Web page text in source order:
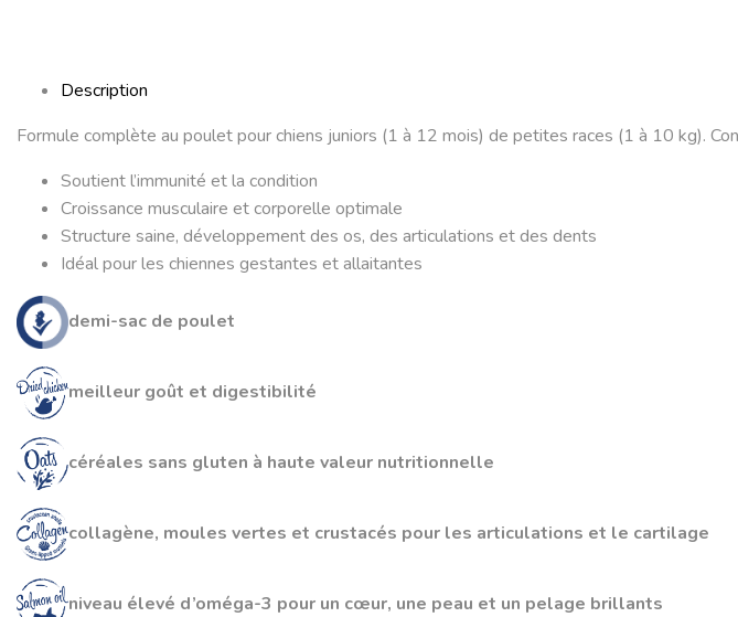
Description
Formule complète au poulet pour chiens juniors (1 à 12 mois) de petites races (1 à 10 kg).
Soutient l’immunité et la condition
Croissance musculaire et corporelle optimale
Structure saine, développement des os, des articulations et des dents
Idéal pour les chiennes gestantes et allaitantes
demi-sac de poulet
meilleur goût et digestibilité
céréales sans gluten à haute valeur nutritionnelle
collagène, moules vertes et crustacés pour les articulations et le cartilage
niveau élevé d’oméga-3 pour un cœur, une peau et un pelage brillants